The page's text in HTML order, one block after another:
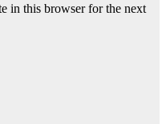
in this browser for the next